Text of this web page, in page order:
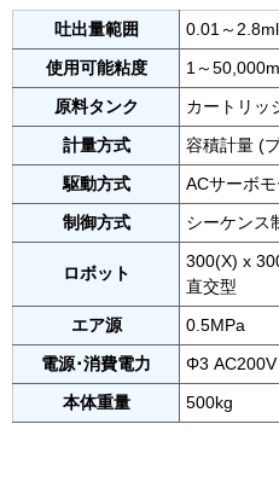
吐出量範囲
0.01～
使用可能粘度
1～
原料タンク
カートリッ
計量方式
容積計量 (
駆動方式
ACサーボ
制御方式
シーケンス
ロボット
300(X) x
直交型
エア源
0.5MPa
電源･消費電力
Φ3
本体重量
500kg